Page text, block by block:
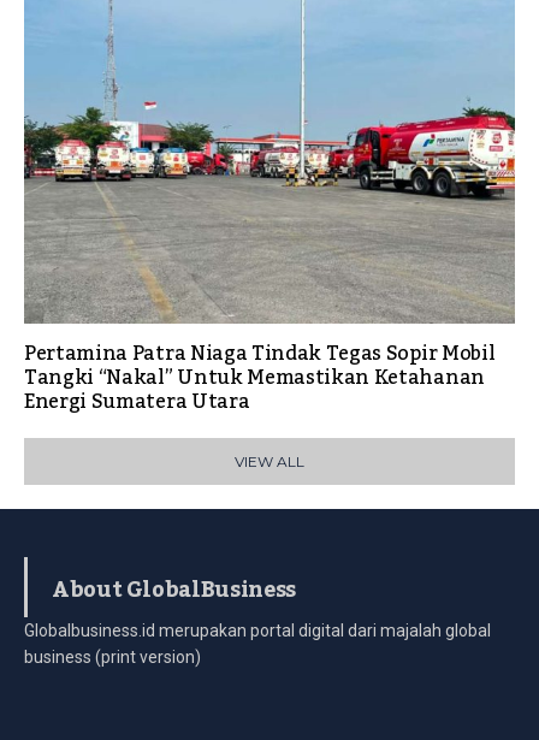
Pertamina Patra Niaga Tindak Tegas Sopir Mobil
Tangki “Nakal” Untuk Memastikan Ketahanan
Energi Sumatera Utara
VIEW ALL
About GlobalBusiness
Globalbusiness.id merupakan portal digital dari majalah global
business (print version)